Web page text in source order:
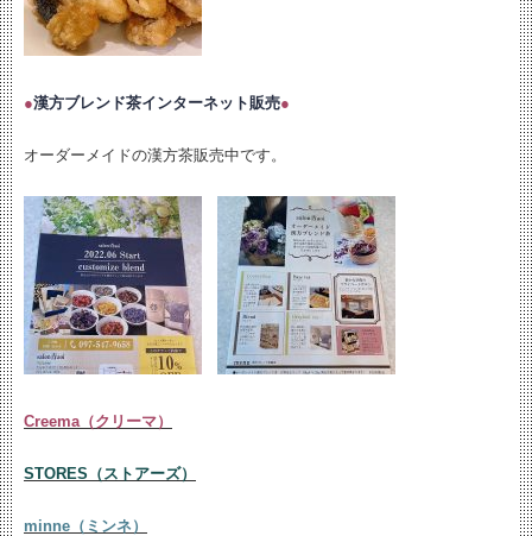
●漢方ブレンド茶インターネット販売●
オーダーメイドの漢方茶販売中です。
Creema（クリーマ）
STORES（ストアーズ）
minne（ミンネ）